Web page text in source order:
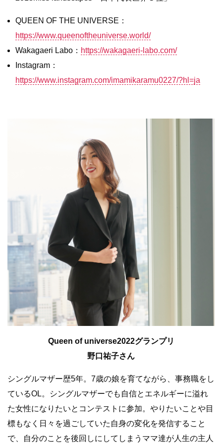
QUEEN OF THE UNIVERSE：
https://www.queenoftheuniverse.world/
Wakagaeri Labo： https://wakagaeri-labo.com/
Instagram：
https://www.instagram.com/imamikaramu0227/?hl=ja
Queen of universe2022グランプリ
野口祐子さん
シングルマザー歴5年。7歳の娘を育てながら、事務職をし
ているOL。シングルマザーでも自信とエネルギーに溢れ
た女性になりたいとコンテストに参加。やりたいことや目
標もなく日々を過ごしていた自身の変化を発信すること
で、自分のことを後回しにしてしまうママ達が人生の主人